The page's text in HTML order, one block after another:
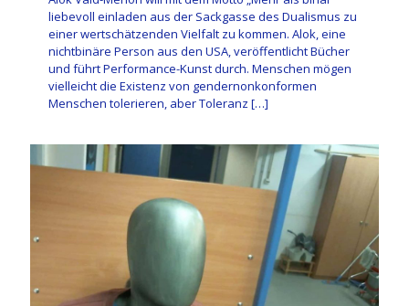
liebevoll einladen aus der Sackgasse des Dualismus zu
einer wertschätzenden Vielfalt zu kommen. Alok, eine
nichtbinäre Person aus den USA, veröffentlicht Bücher
und führt Performance-Kunst durch. Menschen mögen
vielleicht die Existenz von gendernonkonformen
Menschen tolerieren, aber Toleranz […]